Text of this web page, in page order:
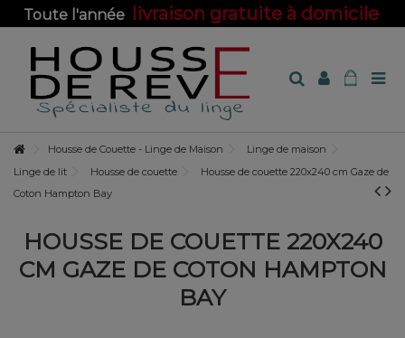
Toute l'année livraison gratuite à domicile
Housse de Couette - Linge de Maison
Linge de maison
Linge de lit
Housse de couette
Housse de couette 220x240 cm Gaze de
Coton Hampton Bay
HOUSSE DE COUETTE 220X240
CM GAZE DE COTON HAMPTON
BAY